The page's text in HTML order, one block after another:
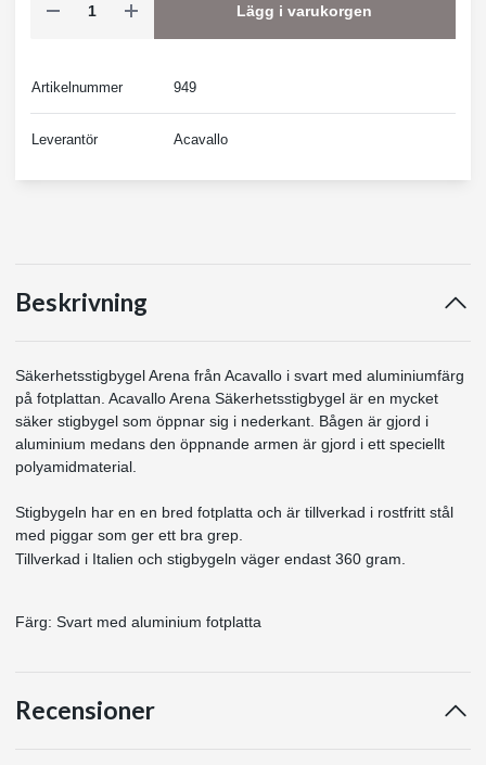
Lägg i varukorgen
Artikelnummer 949
Leverantör Acavallo
Beskrivning
Säkerhetsstigbygel Arena från Acavallo i svart med aluminiumfärg
på fotplattan. Acavallo Arena Säkerhetsstigbygel är en mycket
säker stigbygel som öppnar sig i nederkant. Bågen är gjord i
aluminium medans den öppnande armen är gjord i ett speciellt
polyamidmaterial.
Stigbygeln har en en bred fotplatta och är tillverkad i rostfritt stål
med piggar som ger ett bra grep.
Tillverkad i Italien och stigbygeln väger endast 360 gram.
Färg: Svart med aluminium fotplatta
Recensioner